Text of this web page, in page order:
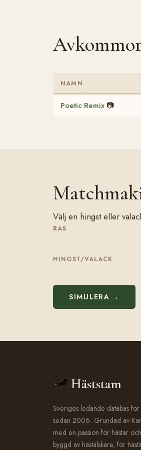
NAMN
Poetic Remix 📷
Välj en hingst eller
RAS
HINGST/VALACK
SIMULERA →
Häststam
Sveriges ledande databas för
sedan 2006. Grundad av
med en passion för hästar
byggd av hästälskare, för